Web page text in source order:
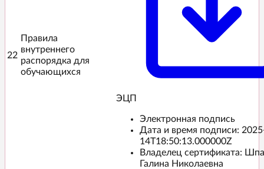
22
Правила
внутреннего
распорядка для
обучающихся
ЭЦП️
Электронная подпись
Дата и время подписи:
14T18:50:13.000000Z
Владелец сертификата:
Галина Николаевна